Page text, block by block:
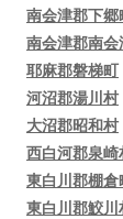
南会津郡下郷
南会津郡南会
耶麻郡磐梯町
河沼郡湯川村
大沼郡昭和村
西白河郡泉崎
東白川郡棚倉
東白川郡鮫川